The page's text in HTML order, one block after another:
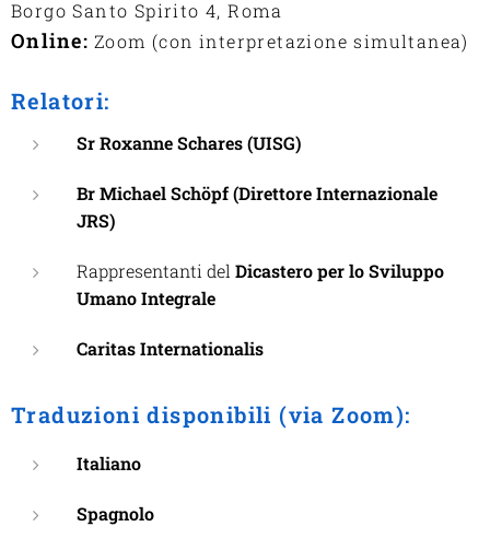
Borgo Santo Spirito 4, Roma
Online: Zoom (con interpretazione simultanea)
Relatori:
Sr Roxanne Schares (UISG)
Br Michael Schöpf (Direttore Internazionale
JRS)
Rappresentanti del Dicastero per lo Sviluppo
Umano Integrale
Caritas Internationalis
Traduzioni disponibili (via Zoom):
Italiano
Spagnolo